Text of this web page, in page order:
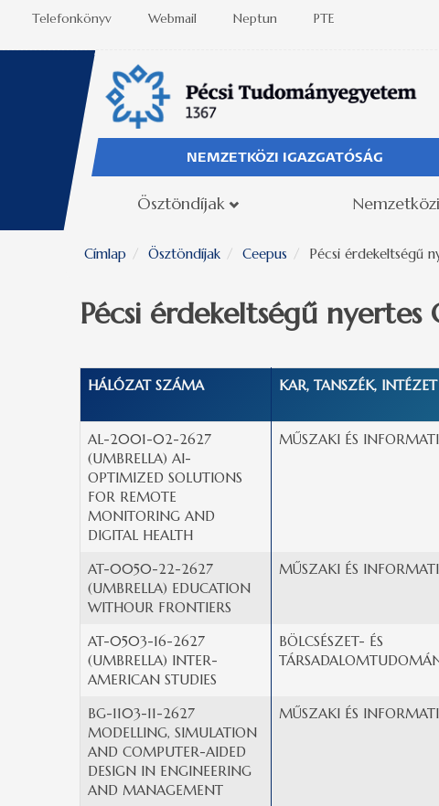
Ugrás a tartalomra
Telefonkönyv Webmail Neptun PTE
NEMZETKÖZI IGAZGATÓSÁG
Ösztöndíjak
Címlap Ösztöndíjak Ceepus Pécsi érdekeltségű
Pécsi érdekeltségű nyertes
HÁLÓZAT SZÁMA KAR, TANSZÉK, INTÉZET
AL-2001-02-2627
(UMBRELLA) AI-
OPTIMIZED SOLUTIONS
FOR REMOTE
MONITORING AND
DIGITAL HEALTH
MŰSZAKI ÉS
AT-0050-22-2627
(UMBRELLA) EDUCATION
WITHOUR FRONTIERS
MŰSZAKI ÉS
AT-0503-16-2627
(UMBRELLA) INTER-
AMERICAN STUDIES
BÖLCSÉSZET- ÉS
BG-1103-11-2627
MODELLING, SIMULATION
AND COMPUTER-AIDED
DESIGN IN ENGINEERING
AND MANAGEMENT
MŰSZAKI ÉS